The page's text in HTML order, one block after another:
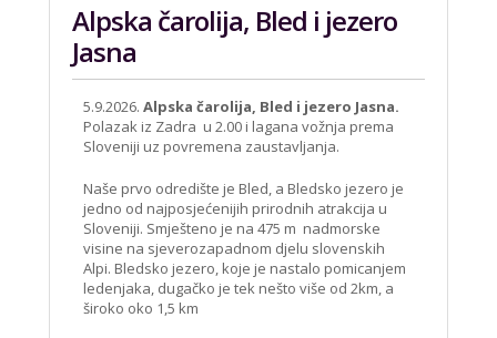
Alpska čarolija, Bled i jezero
Jasna
5.9.2026. Alpska čarolija, Bled i jezero Jasna.
Polazak iz Zadra u 2.00 i lagana vožnja prema
Sloveniji uz povremena zaustavljanja.
Naše prvo odredište je Bled, a Bledsko jezero je
jedno od najposjećenijih prirodnih atrakcija u
Sloveniji. Smješteno je na 475 m nadmorske
visine na sjeverozapadnom djelu slovenskih
Alpi. Bledsko jezero, koje je nastalo pomicanjem
ledenjaka, dugačko je tek nešto više od 2km, a
široko oko 1,5 km